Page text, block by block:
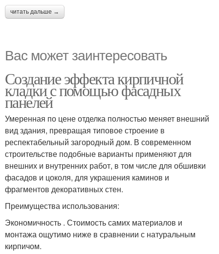
читать дальше →
Вас может заинтересовать
Создание эффекта кирпичной
кладки с помощью фасадных
панелей
Умеренная по цене отделка полностью меняет внешний
вид здания, превращая типовое строение в
респектабельный загородный дом. В современном
строительстве подобные варианты применяют для
внешних и внутренних работ, в том числе для обшивки
фасадов и цоколя, для украшения каминов и
фрагментов декоративных стен.
Преимущества использования:
Экономичность . Стоимость самих материалов и
монтажа ощутимо ниже в сравнении с натуральным
кирпичом.